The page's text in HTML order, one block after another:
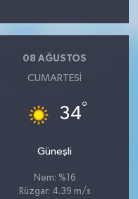
08 AĞUSTOS
CUMARTESI
34°
Güneşli
Nem: %16
Rüzgar: 4.39 m/s